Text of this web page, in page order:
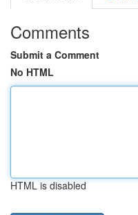
Comments
Submit a Comment
No HTML
HTML is disabled